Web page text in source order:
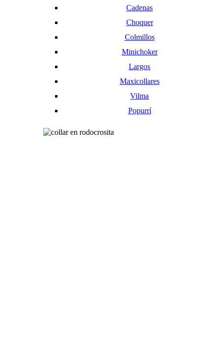
Cadenas
Choquer
Colmillos
Minichoker
Largos
Maxicollares
Vilma
Popurrí